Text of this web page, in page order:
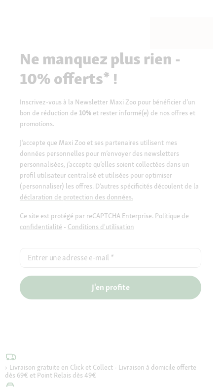
Ne manquez plus rien -
10% offerts* !
Inscrivez-vous à la Newsletter Maxi Zoo pour bénéficier d’un
bon de réduction de 10% et rester informé(e) de nos offres et
promotions.
J’accepte que Maxi Zoo et ses partenaires utilisent mes
données personnelles pour m’envoyer des newsletters
personnalisées, j’accepte qu’elles soient collectées dans un
profil utilisateur centralisé et utilisées pour optimiser
(personnaliser) les offres. D’autres spécificités découlent de la
déclaration de protection des données.
Ce site est protégé par reCAPTCHA Enterprise. Politique de
confidentialité - Conditions d'utilisation
Entrer une adresse e-mail *
J'en profite
Livraison gratuite en Click et Collect - Livraison à domicile offerte
dès 69€ et Point Relais dès 49€